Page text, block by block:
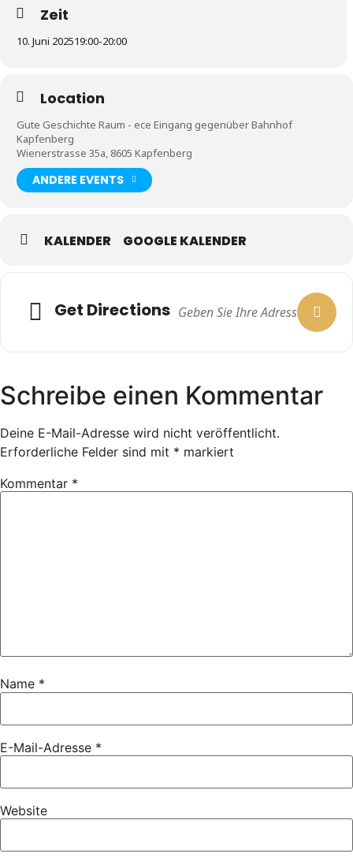
Zeit
10. Juni 202519:00-20:00
Location
Gute Geschichte Raum - ece Eingang gegenüber Bahnhof
Kapfenberg
Wienerstrasse 35a, 8605 Kapfenberg
ANDERE EVENTS
KALENDER GOOGLE KALENDER
Get Directions
Schreibe einen Kommentar
Deine E-Mail-Adresse wird nicht veröffentlicht.
Erforderliche Felder sind mit * markiert
Kommentar *
Name *
E-Mail-Adresse *
Website